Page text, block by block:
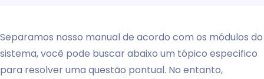
Separamos nosso manual de acordo com os módulos do
sistema, você pode buscar abaixo um tópico especifico
para resolver uma questão pontual. No entanto,